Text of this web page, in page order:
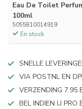
Eau De Toilet
100ml
5055810014919
En stock
SNELLE
VIA POSTNL EN
VERZENDING 7.95
BEL INDIEN U PRO